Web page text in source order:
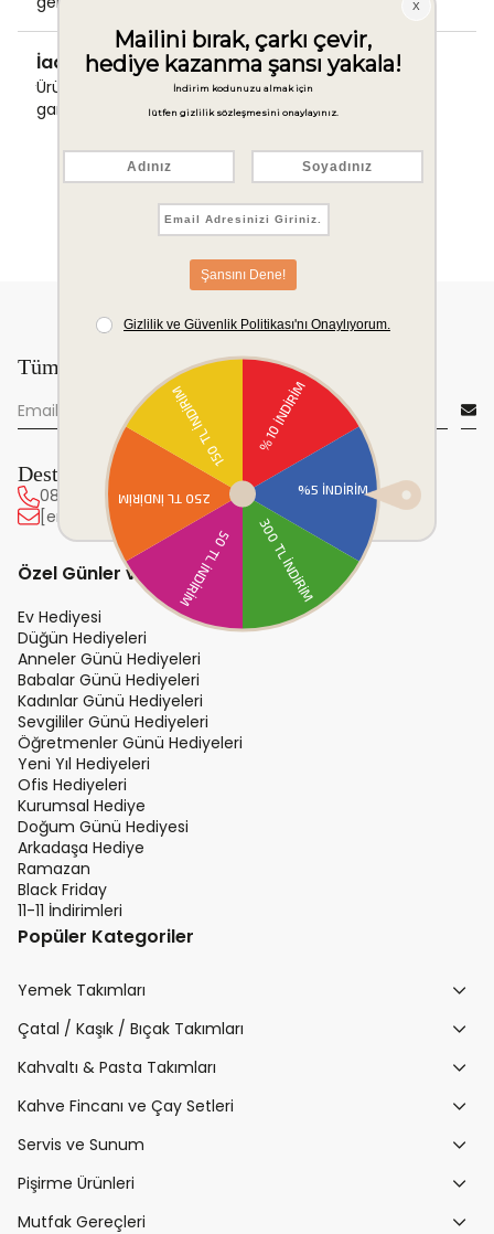
İade & Değişim Garantisi
Ürünlerinizde sorunsuz iade ve değişim
garantisi.
Tüm yeniliklerden önce sen haberdar ol!
Destek Hattı
0850 222 20 63
[email protected]
Özel Günler ve Hediye
Ev Hediyesi
Düğün Hediyeleri
Anneler Günü Hediyeleri
Babalar Günü Hediyeleri
Kadınlar Günü Hediyeleri
Sevgililer Günü Hediyeleri
Öğretmenler Günü Hediyeleri
Yeni Yıl Hediyeleri
Ofis Hediyeleri
Kurumsal Hediye
Doğum Günü Hediyesi
Arkadaşa Hediye
Ramazan
Black Friday
11-11 İndirimleri
Popüler Kategoriler
Yemek Takımları
Çatal / Kaşık / Bıçak Takımları
Kahvaltı & Pasta Takımları
Kahve Fincanı ve Çay Setleri
Servis ve Sunum
Pişirme Ürünleri
Mutfak Gereçleri